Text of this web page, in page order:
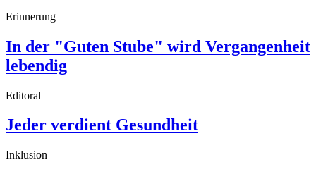
Erinnerung
In der "Guten Stube" wird Vergangenheit
lebendig
Editoral
Jeder verdient Gesundheit
Inklusion